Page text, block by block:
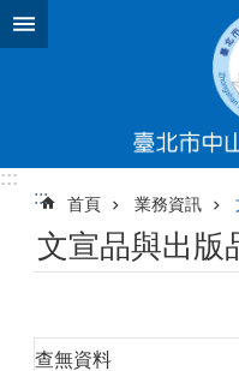
跳到主要內容區塊
:::
:::
首頁 業務資訊
文宣品與出版
查無資料